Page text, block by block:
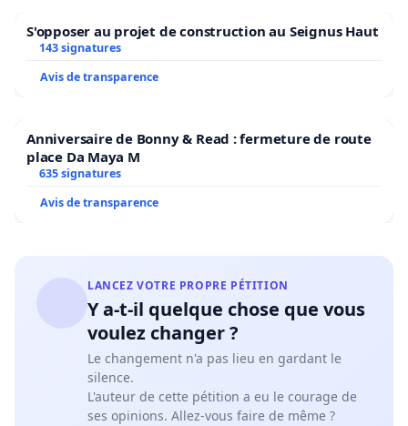
S'opposer au projet de construction au Seignus Haut
143 signatures
Avis de transparence
Anniversaire de Bonny & Read : fermeture de route
place Da Maya M
635 signatures
Avis de transparence
LANCEZ VOTRE PROPRE PÉTITION
Y a-t-il quelque chose que vous
voulez changer ?
Le changement n'a pas lieu en gardant le
silence.
L'auteur de cette pétition a eu le courage de
ses opinions. Allez-vous faire de même ?